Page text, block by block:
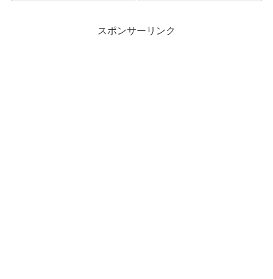
す。 綺麗な列を作って目...
怖いし行きた...
スポンサーリンク